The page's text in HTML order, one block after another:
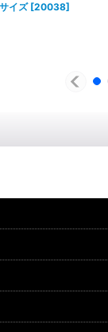
イズ [20038]